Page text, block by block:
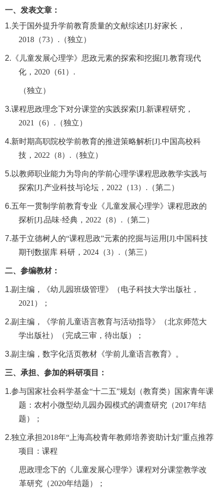
一、发表文章：
1.关于国外提升学前教育质量的文献综述[J].好家长，
2018（73）.（独立）
2. 《儿童发展心理学》思政元素的探索和挖掘[J].教育现代
化，2020（61）.
（独立）
3.课程思政理念下对分课堂的实践探索[J].新课程研究，
2021（6）.（独立）
4.新时期高职院校学前教育的推进策略解析[J].中国高校科
技，2022（8）.（独立）
5. 以教师职业能力为导向的学前心理学课程思政教学实践与
探索[J].产业科技与论坛，2022（13）.（第二）
6.五年一贯制学前教育专业《儿童发展心理学》课程思政的
探析[J].品味·经典，2022（8）.（第二）
7.基于立德树人的“课程思政”元素的挖掘与运用[J].中国科技
期刊数据库 科研，2024（3）.（第三）
二、参编教材：
1.副主编，《幼儿园班级管理》（电子科技大学出版社，
2021）；
2.副主编，《学前儿童语言教育与活动指导》（北京师范大
学出版社）（完成三审，待出版）；
3.副主编，数字化活页教材《学前儿童语言教育》。
三、承担、参加的科研项目：
1.参与国家社会科学基金“十二五”规划（教育类）国家青年课
题：农村小微型幼儿园办园模式的调查研究（2017年结
题）；
2.独立承担2018年“上海高校青年教师培养资助计划”重点推荐
项目：课程
思政理念下的《儿童发展心理学》课程对分课堂教学改
革研究（2020年结题）；